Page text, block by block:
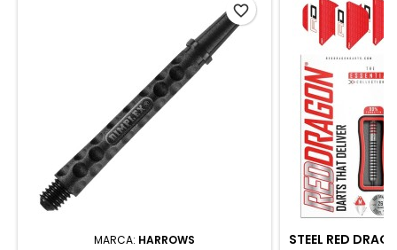
MARCA: HARROWS
favorite_border
STEEL RED